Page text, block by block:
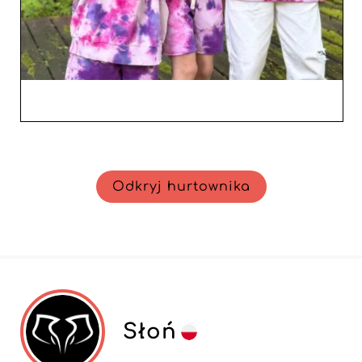
Odkryj hurtownika
Słoń